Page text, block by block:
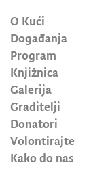
O Kući
Događanja
Program
Knjižnica
Galerija
Graditelji
Donatori
Volontirajte
Kako do nas